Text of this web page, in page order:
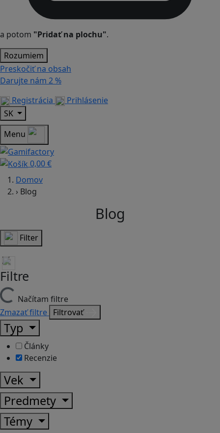
a potom "Pridať na plochu".
Rozumiem
Preskočiť na obsah
Darujte nám 2 %
Registrácia
Prihlásenie
SK
Menu
0,00 €
Domov
› Blog
Blog
Filter
Filtre
Načítam filtre
Zmazať filtre Filtrovať
Typ
Články
Recenzie
Vek
Predmety
Témy